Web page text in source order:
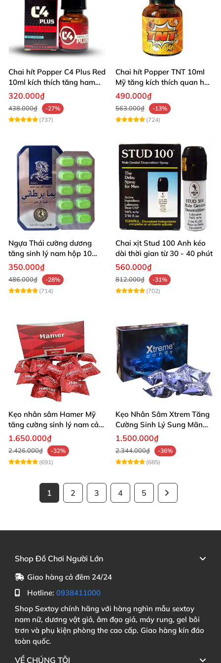
Chai hít Popper C4 Plus Red
10ml kích thích tăng ham
muốn
320.000₫
438.000₫
-27%
(737)
Chai hít Popper TNT 10ml
Mỹ tăng kích thích quan hệ
sảng khoái
490.000₫
563.000₫
-13%
(724)
Ngựa Thái cường dương
tăng sinh lý nam hộp 10
viên cao cấp chuẩn Thái
350.000₫
486.000₫
-28%
(714)
Chai xịt Stud 100 Anh kéo
dài thời gian từ 30 - 40 phút
560.000₫
812.000₫
-31%
(702)
Kẹo nhân sâm Hamer Mỹ
tăng cường sinh lý nam cải
thiện sức khỏe
1.650.000₫
2.426.000₫
-32%
(691)
Kẹo Nhân Sâm Xtrem Tăng
Cường Sinh Lý Sung Mãn
Khi Lâm Trận
1.500.000₫
2.344.000₫
-36%
(685)
1 2 3 4 5
Shop Đồ Chơi Người Lớn
Giao hàng cả đêm 24/24
Hotline: 0938411000
Shop Sextoy chính hãng với hàng nghìn mẫu sextoy
nam nữ, dương vật giả, âm đạo giả, máy rung, gel bôi
trơn và phụ kiện phòng the cao cấp. Giao hàng kín đáo
toàn quốc.
VỀ CHÚNG TÔI